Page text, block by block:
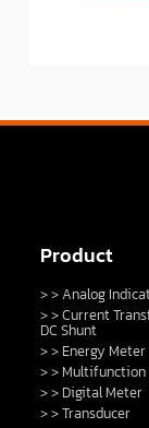
Product
> > Analog
> > Current
DC Shunt
> > Energy Meter
> > Multifunction
> > Digital Meter
> > Transducer